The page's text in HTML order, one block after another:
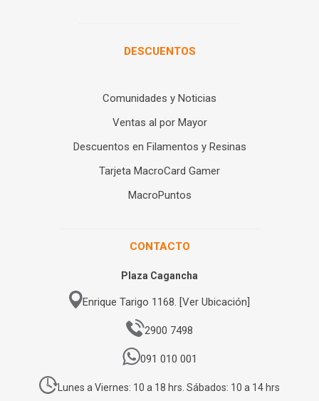
DESCUENTOS
Comunidades y Noticias
Ventas al por Mayor
Descuentos en Filamentos y Resinas
Tarjeta MacroCard Gamer
MacroPuntos
CONTACTO
Plaza Cagancha
Enrique Tarigo 1168. [Ver Ubicación]
2900 7498
091 010 001
Lunes a Viernes: 10 a 18 hrs. Sábados: 10 a 14 hrs